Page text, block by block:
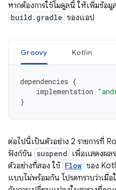
หากต้องการใช้โมดูลนี้ ให้เพิ่มข้อ
build.gradle ของแอป
Groovy Kotlin
dependencies {
implementation
}
ต่อไปนี้เป็นตัวอย่าง 2 รายการที่
ฟังก์ชัน suspend เพื่อแสดงผล
ตัวอย่างที่สอง ใช้ Flow ของ
แบบไม่พร้อมกัน โปรดทราบว่าเมื่อ